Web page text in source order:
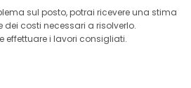
sul posto, potrai ricevere una stima
dei costi necessari a risolverlo.
effettuare i lavori consigliati.